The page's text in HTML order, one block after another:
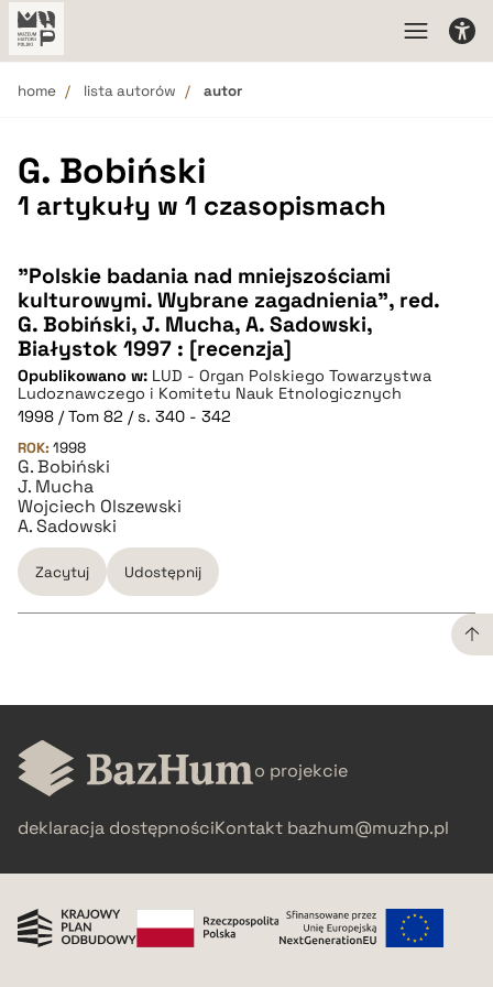
home lista autorów autor
G. Bobiński
1 artykuły w 1 czasopismach
"Polskie badania nad mniejszościami
kulturowymi. Wybrane zagadnienia", red.
G. Bobiński, J. Mucha, A. Sadowski,
Białystok 1997 : [recenzja]
Opublikowano w: LUD - Organ Polskiego Towarzystwa
Ludoznawczego i Komitetu Nauk Etnologicznych
1998 / Tom 82 / s. 340 - 342
ROK: 1998
G. Bobiński
J. Mucha
Wojciech Olszewski
A. Sadowski
Zacytuj Udostępnij
pobierz cytat
pobierz cytat
o projekcie
deklaracja dostępnościKontakt bazhum@muzhp.pl